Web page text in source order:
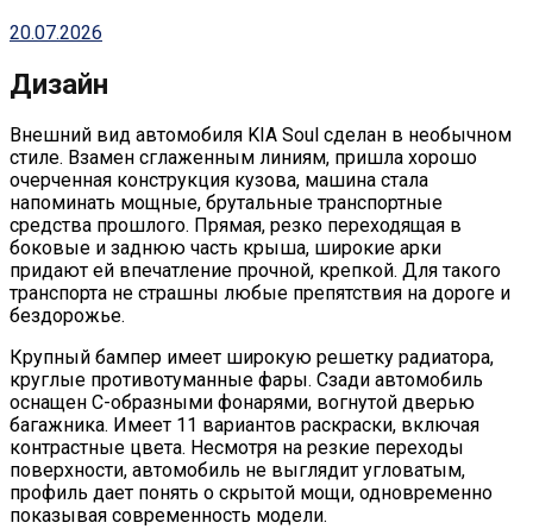
20.07.2026
Дизайн
Внешний вид автомобиля KIA Soul сделан в необычном
стиле. Взамен сглаженным линиям, пришла хорошо
очерченная конструкция кузова, машина стала
напоминать мощные, брутальные транспортные
средства прошлого. Прямая, резко переходящая в
боковые и заднюю часть крыша, широкие арки
придают ей впечатление прочной, крепкой. Для такого
транспорта не страшны любые препятствия на дороге и
бездорожье.
Крупный бампер имеет широкую решетку радиатора,
круглые противотуманные фары. Сзади автомобиль
оснащен С-образными фонарями, вогнутой дверью
багажника. Имеет 11 вариантов раскраски, включая
контрастные цвета. Несмотря на резкие переходы
поверхности, автомобиль не выглядит угловатым,
профиль дает понять о скрытой мощи, одновременно
показывая современность модели.